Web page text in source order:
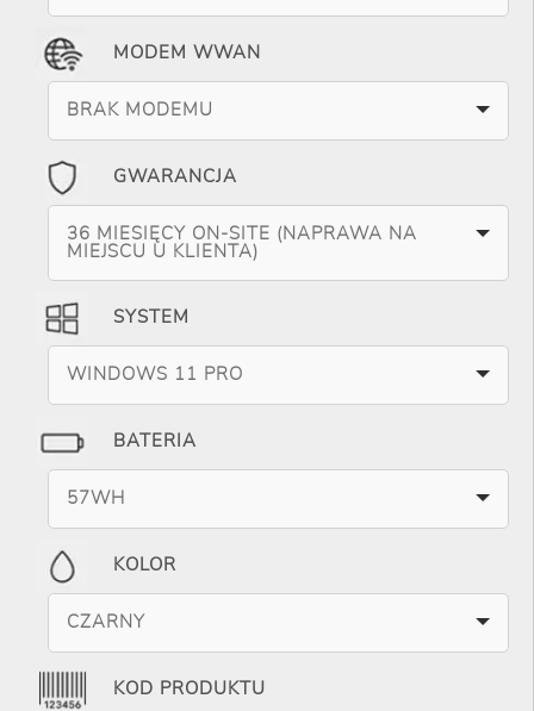
MODEM WWAN
BRAK MODEMU
GWARANCJA
36 MIESIĘCY ON-SITE (NAPRAWA NA
MIEJSCU U KLIENTA)
SYSTEM
WINDOWS 11 PRO
BATERIA
57WH
KOLOR
CZARNY
KOD PRODUKTU